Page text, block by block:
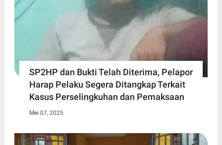
SP2HP dan Bukti Telah Diterima, Pelapor
Harap Pelaku Segera Ditangkap Terkait
Kasus Perselingkuhan dan Pemaksaan
Mei 07, 2025